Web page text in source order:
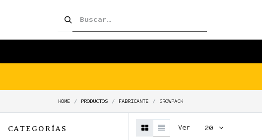
SHOP!
HOME PRODUCTOS FABRICANTE GROWPACK
CATEGORÍAS Ver 20